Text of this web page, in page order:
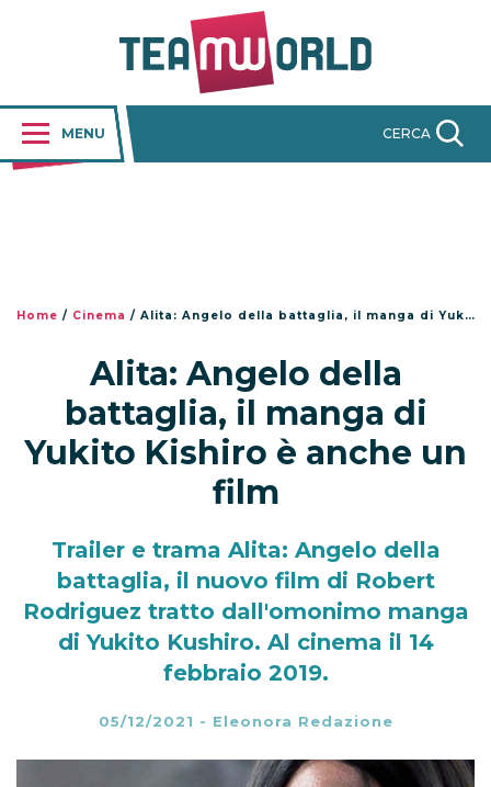
MENU CERCA
Home / Cinema / Alita: Angelo della battaglia, il manga di Yukito Kishiro è anche un film
Alita: Angelo della
battaglia, il manga di
Yukito Kishiro è anche un
film
Trailer e trama Alita: Angelo della
battaglia, il nuovo film di Robert
Rodriguez tratto dall'omonimo manga
di Yukito Kushiro. Al cinema il 14
febbraio 2019.
05/12/2021 - Eleonora Redazione